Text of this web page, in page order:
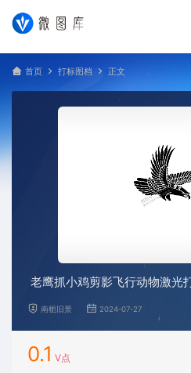
首页 打标图档 正文
老鹰抓小鸡剪影飞行动物激光
南栀旧景 2024-07-27
0.1 V点